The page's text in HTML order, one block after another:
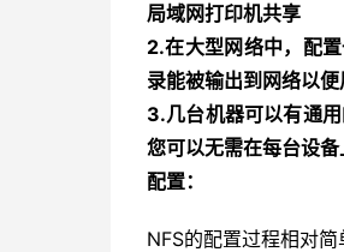
局域网打印机共享
2.在大型网络中，配
录能被输出到网络以
3.几台机器可以有通
您可以无需在每台设备
配置：
NFS的配置过程相对